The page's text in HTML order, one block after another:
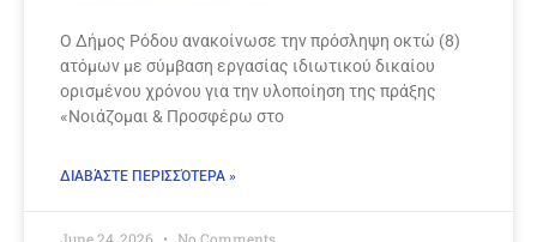
Ο Δήμος Ρόδου ανακοίνωσε την πρόσληψη οκτώ (8)
ατόμων με σύμβαση εργασίας ιδιωτικού δικαίου
ορισμένου χρόνου για την υλοποίηση της πράξης
«Νοιάζομαι & Προσφέρω στο
ΔΙΑΒΆΣΤΕ ΠΕΡΙΣΣΌΤΕΡΑ »